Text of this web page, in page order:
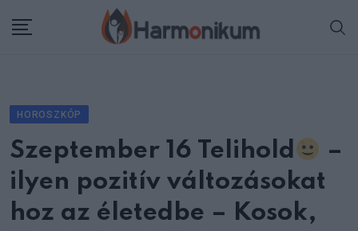
HOROSZKÓP
Szeptember 16 Telihold
–
ilyen pozitív változásokat
hoz az életedbe – Kosok,